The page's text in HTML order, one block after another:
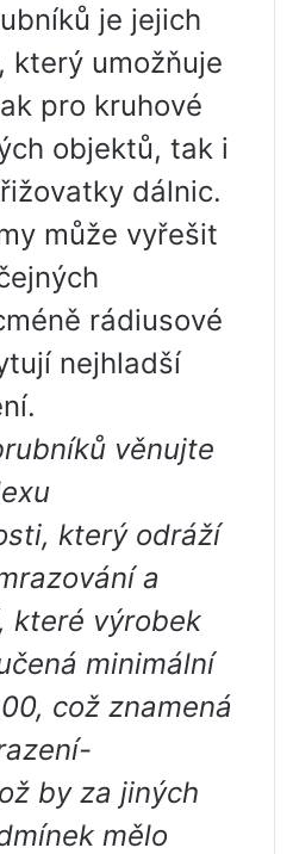
je jejich
který umožňuje
pro kruhové
objektů, tak i
dálnic.
může vyřešit
rádiusové
nejhladší
věnujte
který odráží
a
které výrobek
minimální
což znamená
by za jiných
mělo